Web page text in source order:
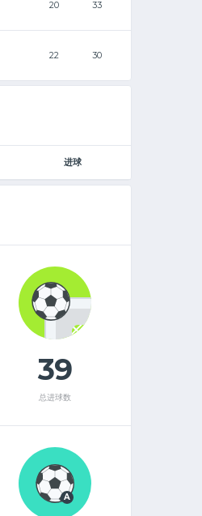
20 33
22 30
进球
39
总进球数
A